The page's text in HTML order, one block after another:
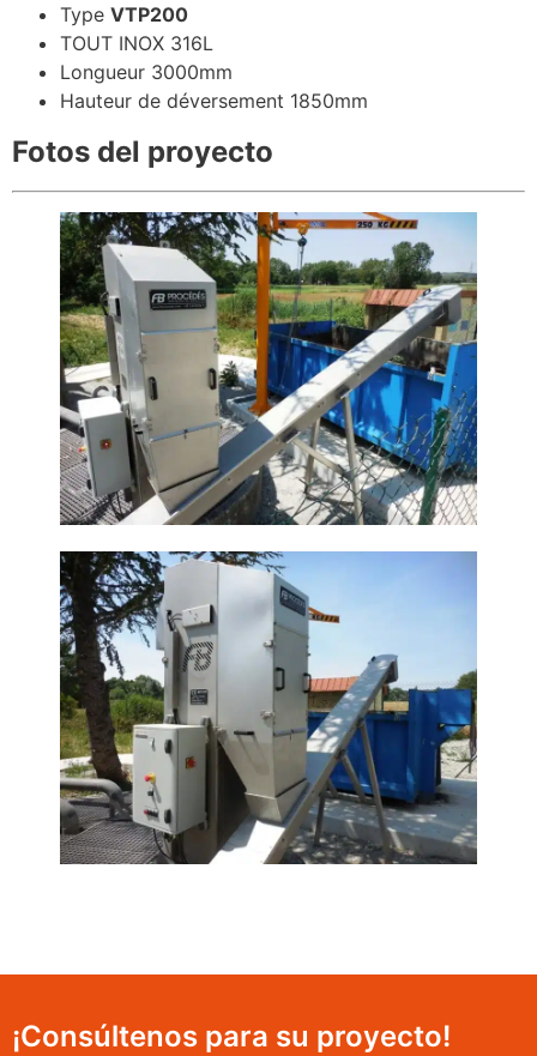
Type VTP200
TOUT INOX 316L
Longueur 3000mm
Hauteur de déversement 1850mm
Fotos del proyecto
¡Consúltenos para su proyecto!